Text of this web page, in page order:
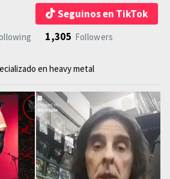
Seguinos en TikTok
1,305 Followers
en heavy metal